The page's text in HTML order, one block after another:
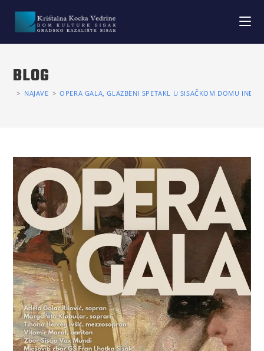
BLOG
> NAJAVE > OPERA GALA, GLAZBENI SPETAKL U SISAČKOM DOMU INE